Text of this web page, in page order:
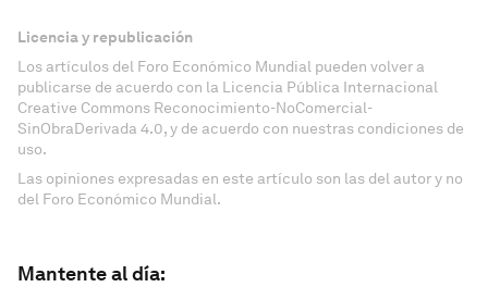
Licencia y republicación
Los artículos del Foro Económico Mundial pueden volver a
publicarse de acuerdo con la Licencia Pública Internacional
Creative Commons Reconocimiento-NoComercial-
SinObraDerivada 4.0, y de acuerdo con nuestras condiciones de
uso.
Las opiniones expresadas en este artículo son las del autor y no
del Foro Económico Mundial.
Mantente al día: